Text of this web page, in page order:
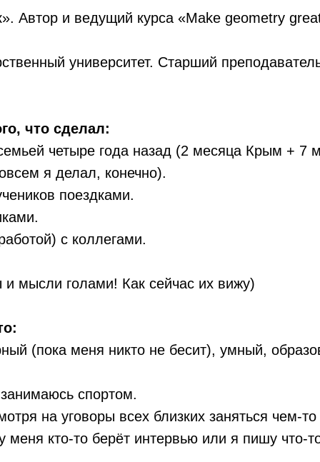
Автор и ведущий курса «Make geometry
университет. Старший
что сделал:
четыре года назад (2 месяца Крым + 7
я делал, конечно).
поездками.
с коллегами.
и мысли голами! Как сейчас их вижу)
(пока меня никто не бесит), умный,
спортом.
на уговоры всех близких заняться чем-
меня кто-то берёт интервью или я пишу что-